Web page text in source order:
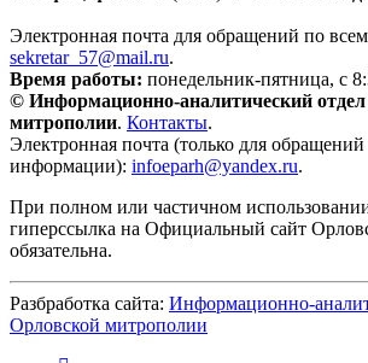
Электронная почта для обращений по
sekretar_57@mail.ru.
Время работы: понедельник-пятница, с
© Информационно-аналитический
митрополии. Контакты.
Электронная почта (только для обращений
информации): infoeparh@yandex.ru.
При полном или частичном
гиперссылка на Официальный сайт
обязательна.
Разбработка сайта: Информационно-
Орловской митрополии